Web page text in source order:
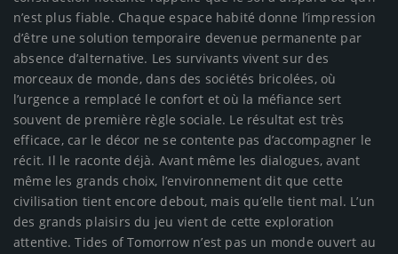
n’est plus fiable. Chaque espace habité donne l’impression
d’être une solution temporaire devenue permanente par
absence d’alternative. Les survivants vivent sur des
morceaux de monde, dans des sociétés bricolées, où
l’urgence a remplacé le confort et où la méfiance sert
souvent de première règle sociale. Le résultat est très
efficace, car le décor ne se contente pas d’accompagner le
récit. Il le raconte déjà. Avant même les dialogues, avant
même les grands choix, l’environnement dit que cette
civilisation tient encore debout, mais qu’elle tient mal. L’un
des grands plaisirs du jeu vient de cette exploration
attentive. Tides of Tomorrow n’est pas un monde ouvert au